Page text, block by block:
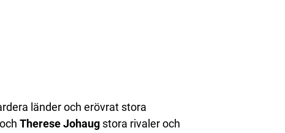
länder och erövrat stora
och Therese Johaug stora rivaler och